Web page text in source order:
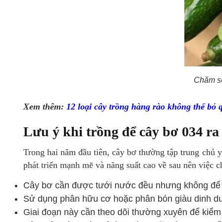
Chăm
Xem thêm: 12 loại cây trồng hàng rào không thể bỏ
Lưu ý khi trồng để cây bơ 034
Trong hai năm đầu tiên, cây bơ thường tập trung chủ
phát triển mạnh mẽ và năng suất cao về sau nên việc
Cây bơ cần được tưới nước đều nhưng không
Sử dụng phân hữu cơ hoặc phân bón giàu dinh
Giai đoạn này cần theo dõi thường xuyên để